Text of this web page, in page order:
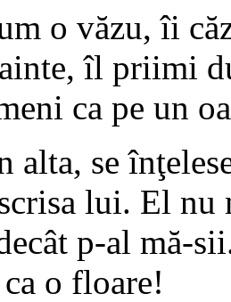
o văzu, îi
îl priimi
ca pe un
alta, se
lui. El
p-al mă-
o floare!